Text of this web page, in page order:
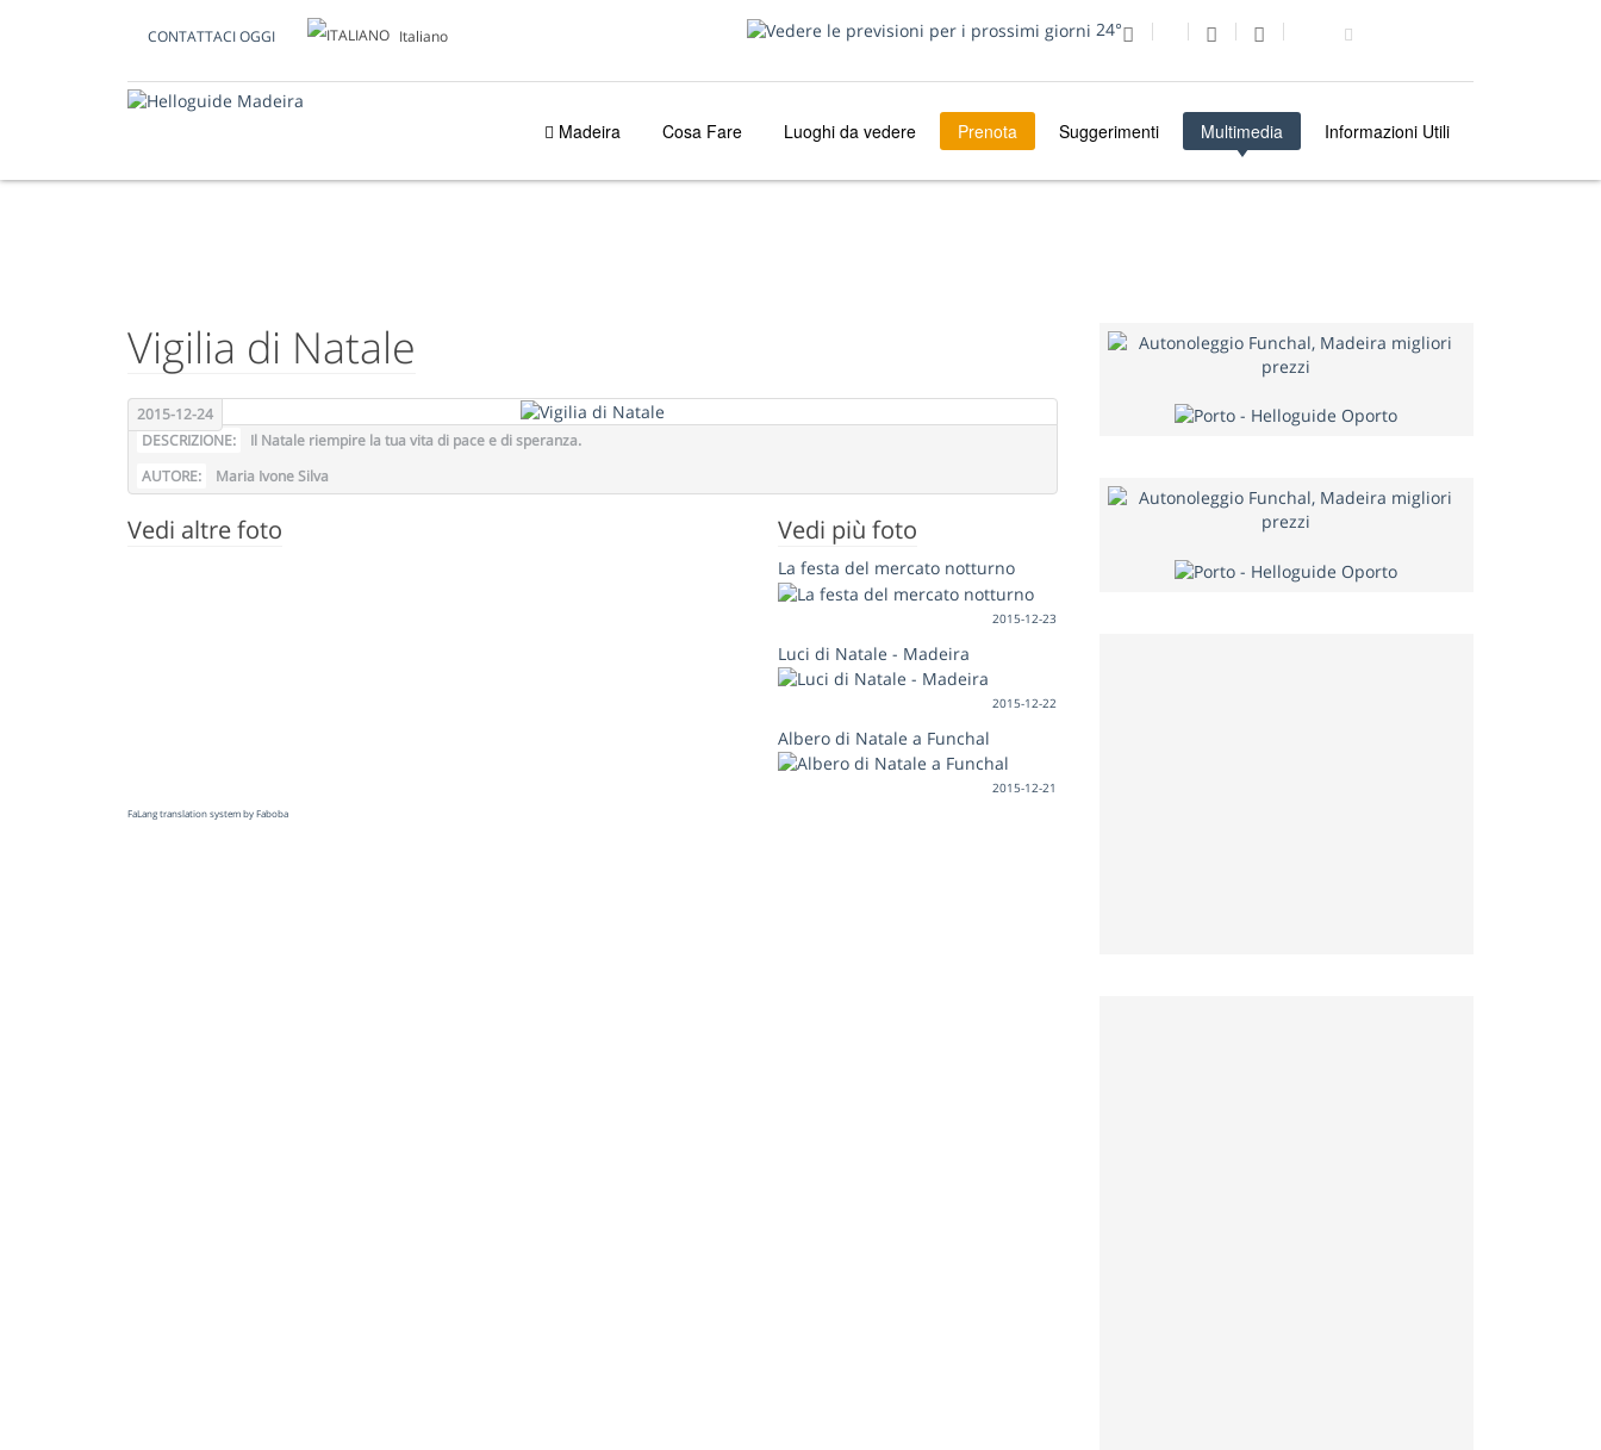
CONTATTACI OGGI Italiano 24°
Madeira Cosa Fare Luoghi da vedere Prenota Suggerimenti Multimedia Informazioni Utili
Vigilia di Natale
2015-12-24
DESCRIZIONE:
Il Natale riempire la tua vita di pace e di speranza.
AUTORE:
Maria Ivone Silva
Vedi altre foto Vedi più foto
La festa del mercato notturno
2015-12-23
Luci di Natale - Madeira
2015-12-22
Albero di Natale a Funchal
2015-12-21
FaLang translation system by Faboba